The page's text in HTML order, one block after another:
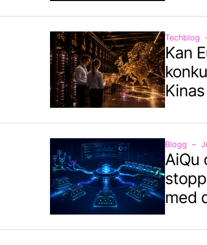
Techblog
Kan
Blogg
AiQu
med